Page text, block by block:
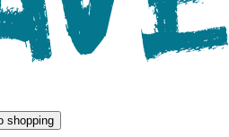
shopping